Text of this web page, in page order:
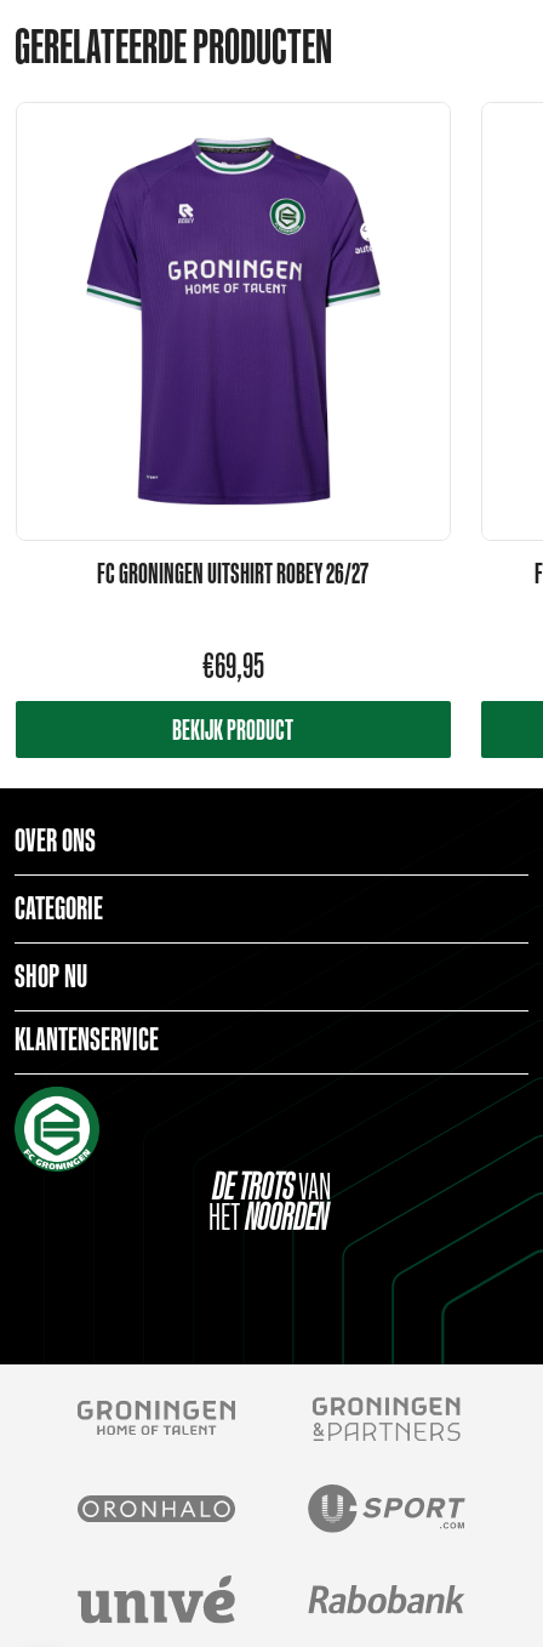
GERELATEERDE PRODUCTEN
FC GRONINGEN UITSHIRT ROBEY 26/27
€69,95
BEKIJK PRODUCT
DETROTSVAN
HETNOORDEN
OVER ONS
CATEGORIE
SHOP NU
KLANTENSERVICE